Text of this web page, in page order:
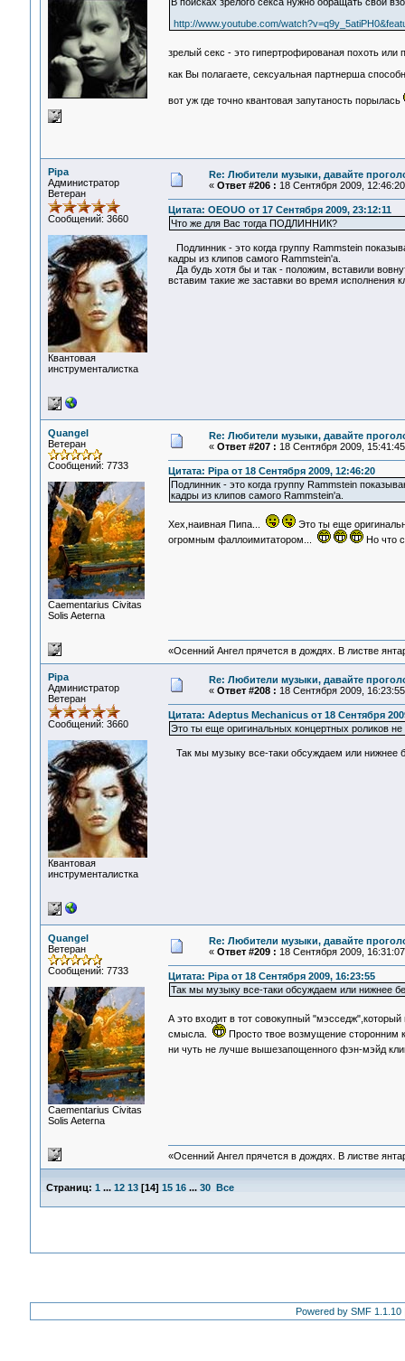
http://www.youtube.com/
зрелый секс - это гипертрофированая похоть
как Вы полагаете, сексуальная партнерша
вот уж где точно квантовая запутаность порылась
Pipa
Администратор
Ветеран
Сообщений: 3660
Квантовая
инструменталистка
Re: Любители музыки, давайте
« Ответ #206 : 18 Сентября 2009,
Цитата: OEOUO от 17 Сентября 2009, 23:12:11
Что же для Вас тогда ПОДЛИННИК?
Подлинник - это когда группу Rammstein
кадры из клипов самого Rammstein'а.
Да будь хотя бы и так - положим, вставили
вставим такие же заставки во время исполнения
Quangel
Ветеран
Сообщений: 7733
Сaementarius Civitas
Solis Aeterna
Re: Любители музыки, давайте
« Ответ #207 : 18 Сентября 2009,
Цитата: Pipa от 18 Сентября 2009, 12:46:20
Подлинник - это когда группу Rammstein
кадры из клипов самого Rammstein'а.
Хех,наивная Пипа...
Это ты еще
огромным фаллоимитатором...
Но что
«Осенний Ангел прячется в дождях. В листве
Pipa
Администратор
Ветеран
Сообщений: 3660
Квантовая
инструменталистка
Re: Любители музыки, давайте
« Ответ #208 : 18 Сентября 2009,
Цитата: Adeptus Mechanicus от 18 Сентября
Это ты еще оригинальных концертных роликов
Так мы музыку все-таки обсуждаем или нижнее
Quangel
Ветеран
Сообщений: 7733
Сaementarius Civitas
Solis Aeterna
Re: Любители музыки, давайте
« Ответ #209 : 18 Сентября 2009,
Цитата: Pipa от 18 Сентября 2009, 16:23:55
Так мы музыку все-таки обсуждаем или нижнее
А это входит в тот совокупный
смысла.
Просто твое возмущение сторонним
ни чуть не лучше вышезапощенного фэн-мэйд
«Осенний Ангел прячется в дождях. В листве
Страниц: 1 ... 12 13[14] 15 16 ... 30 Все
Powered by SMF 1.1.10